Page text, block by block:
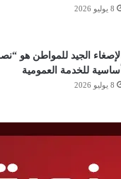
8 يوليو 2026
الإصغاء الجيد للمواطن هو
أساسية للخدمة العمومية
8 يوليو 2026